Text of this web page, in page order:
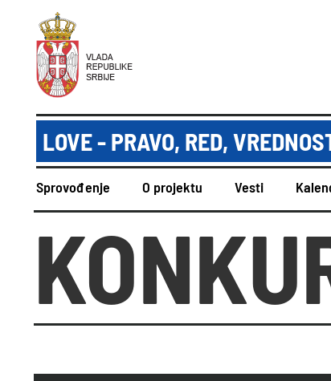
LOVE - PRAVO, RED,
Sprovođenje O projektu Vesti